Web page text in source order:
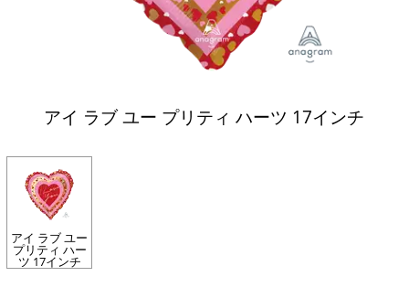
アイ ラブ ユー プリティ ハーツ 17インチ
アイ ラブ ユー
プリティ ハー
ツ 17インチ